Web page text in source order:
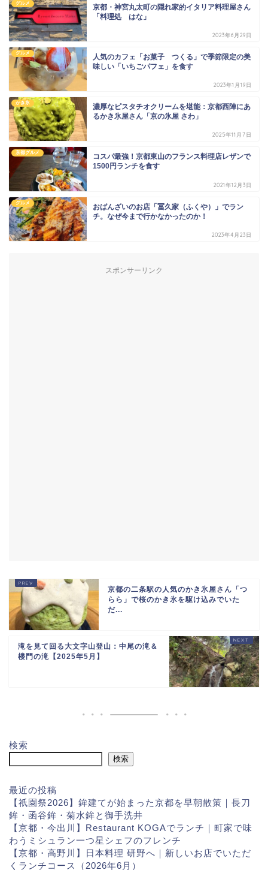
グルメ
京都・神宮丸太町の隠れ家的イタリア料理屋さん
「料理処 はな」
2023年6月29日
グルメ
人気のカフェ「お菓子 つくる」で季節限定の美
味しい「いちごパフェ」を食す
2023年1月19日
かき氷
濃厚なピスタチオクリームを堪能：京都西陣にあ
るかき氷屋さん「京の氷屋 さわ」
2025年11月7日
京都グルメ
コスパ最強！京都東山のフランス料理店レザンで
1500円ランチを食す
2021年12月3日
グルメ
おばんざいのお店「冨久家（ふくや）」でラン
チ。なぜ今まで行かなかったのか！
2023年4月23日
スポンサーリンク
京都の二条駅の人気のかき氷屋さん「つ
らら」で桜のかき氷を駆け込みでいた
だ...
滝を見て回る大文字山登山：中尾の滝＆
楼門の滝【2025年5月】
検索
検索
最近の投稿
【祇園祭2026】鉾建てが始まった京都を早朝散策｜長刀
鉾・函谷鉾・菊水鉾と御手洗井
【京都・今出川】Restaurant KOGAでランチ｜町家で味
わうミシュラン一つ星シェフのフレンチ
【京都・高野川】日本料理 研野へ｜新しいお店でいただ
くランチコース（2026年6月）